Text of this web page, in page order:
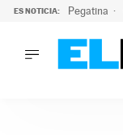
ES NOTICIA: Pegatina